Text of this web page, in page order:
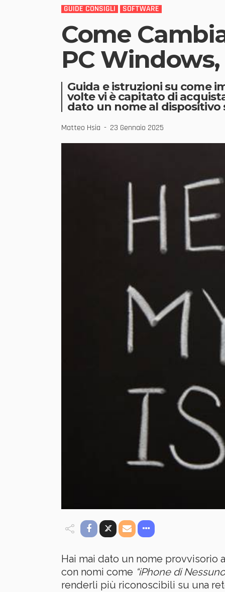
GUIDE CONSIGLI SOFTWARE
Come
PC
Guida e istruzioni su come
volte vi è capitato di
dato un nome al dispositivo
Matteo Hsia 23 Gennaio 2025
Hai mai dato un nome
con nomi come “iPhone di
renderli più riconoscibili su una